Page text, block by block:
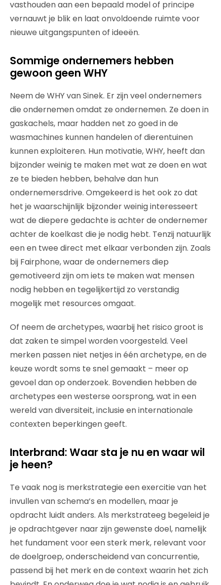
vasthouden aan een bepaald model of principe
vernauwt je blik en laat onvoldoende ruimte voor
nieuwe uitgangspunten of ideeën.
Sommige ondernemers hebben
gewoon geen WHY
Neem de WHY van Sinek. Er zijn veel ondernemers
die ondernemen omdat ze ondernemen. Ze doen in
gaskachels, maar hadden net zo goed in de
wasmachines kunnen handelen of dierentuinen
kunnen exploiteren. Hun motivatie, WHY, heeft dan
bijzonder weinig te maken met wat ze doen en wat
ze te bieden hebben, behalve dan hun
ondernemersdrive. Omgekeerd is het ook zo dat
het je waarschijnlijk bijzonder weinig interesseert
wat de diepere gedachte is achter de ondernemer
achter de koelkast die je nodig hebt. Tenzij natuurlijk
een en twee direct met elkaar verbonden zijn. Zoals
bij Fairphone, waar de ondernemers diep
gemotiveerd zijn om iets te maken wat mensen
nodig hebben en tegelijkertijd zo verstandig
mogelijk met resources omgaat.
Of neem de archetypes, waarbij het risico groot is
dat zaken te simpel worden voorgesteld. Veel
merken passen niet netjes in één archetype, en de
keuze wordt soms te snel gemaakt – meer op
gevoel dan op onderzoek. Bovendien hebben de
archetypes een westerse oorsprong, wat in een
wereld van diversiteit, inclusie en internationale
contexten beperkingen geeft.
Interbrand: Waar sta je nu en waar wil
je heen?
Te vaak nog is merkstrategie een exercitie van het
invullen van schema’s en modellen, maar je
opdracht luidt anders. Als merkstrateeg begeleid je
je opdrachtgever naar zijn gewenste doel, namelijk
het fundament voor een sterk merk, relevant voor
de doelgroep, onderscheidend van concurrentie,
passend bij het merk en de context waarin het zich